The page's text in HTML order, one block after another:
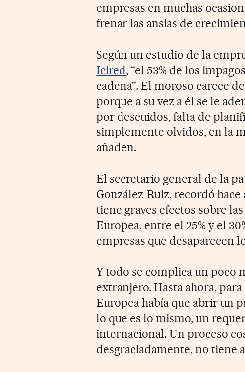
empresas en muchas
frenar las ansias de
Según un estudio de la
Icired, “el 53% de los
cadena”. El moroso carece
porque a su vez a él se le
por descuidos, falta de
simplemente olvidos, en la
añaden.
El secretario general de la
González-Ruiz, recordó
tiene graves efectos sobre
Europea, entre el 25% y el
empresas que desaparecen
Y todo se complica un poco
extranjero. Hasta ahora,
Europea había que abrir un
lo que es lo mismo, un
internacional. Un proceso
desgraciadamente, no tiene